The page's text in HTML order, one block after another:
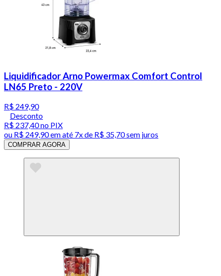
Liquidificador Arno Powermax Comfort Control
LN65 Preto - 220V
R$ 249,90
Desconto
R$ 237,40no PIX
ou R$ 249,90em até 7x de R$ 35,70 sem juros
COMPRAR AGORA